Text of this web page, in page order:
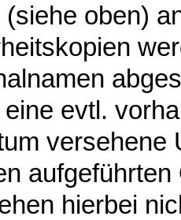
oben)
evtl.
versehene
hierbei